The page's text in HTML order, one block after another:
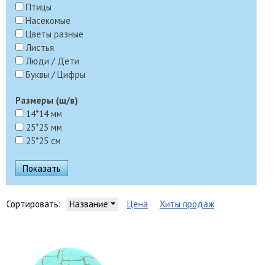
Птицы
Насекомые
Цветы разные
Листья
Люди / Дети
Буквы / Цифры
Размеры (ш/в)
14*14 мм
25*25 мм
25*25 см
Сортировать: Название Цена Хиты продаж